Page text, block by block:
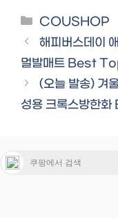
Categories
COUSHOP
해피버스데이
멀발매트 Best
(오늘 발송) 겨
성용 크록스방한